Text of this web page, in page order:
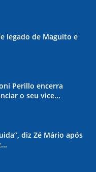
legado de Maguito e
Perillo encerra
o seu vice...
diz Zé Mário após